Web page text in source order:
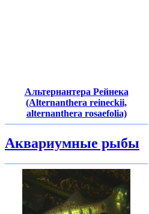
Альтернантера Рейнека
(Alternanthera reineckii,
alternanthera rosaefolia)
Аквариумные рыбы